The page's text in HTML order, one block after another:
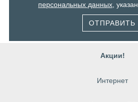
персональных данных ,
ОТПРАВИТЬ
Акции!
Интернет